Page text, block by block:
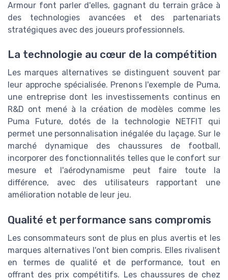
Armour font parler d'elles, gagnant du terrain grâce à
des technologies avancées et des partenariats
stratégiques avec des joueurs professionnels.
La technologie au cœur de la compétition
Les marques alternatives se distinguent souvent par
leur approche spécialisée. Prenons l'exemple de Puma,
une entreprise dont les investissements continus en
R&D ont mené à la création de modèles comme les
Puma Future, dotés de la technologie NETFIT qui
permet une personnalisation inégalée du laçage. Sur le
marché dynamique des chaussures de football,
incorporer des fonctionnalités telles que le confort sur
mesure et l'aérodynamisme peut faire toute la
différence, avec des utilisateurs rapportant une
amélioration notable de leur jeu.
Qualité et performance sans compromis
Les consommateurs sont de plus en plus avertis et les
marques alternatives l'ont bien compris. Elles rivalisent
en termes de qualité et de performance, tout en
offrant des prix compétitifs. Les chaussures de chez